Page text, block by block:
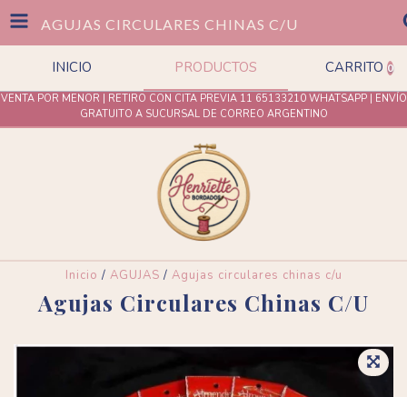
AGUJAS CIRCULARES CHINAS C/U
INICIO PRODUCTOS CARRITO 0
VENTA POR MENOR | RETIRO CON CITA PREVIA 11 65133210 WHATSAPP | ENVÍO
GRATUITO A SUCURSAL DE CORREO ARGENTINO
Inicio / AGUJAS / Agujas circulares chinas c/u
Agujas Circulares Chinas C/u